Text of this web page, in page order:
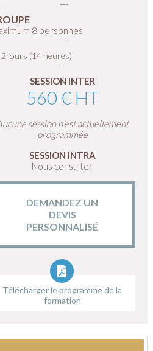
8 personnes
2 jours (14 heures)
SESSION INTER
560 € HT
session n'est actuellement
programmée
SESSION INTRA
Nous consulter
DEMANDEZ UN
DEVIS
PERSONNALISÉ
Télécharger le programme de la
formation